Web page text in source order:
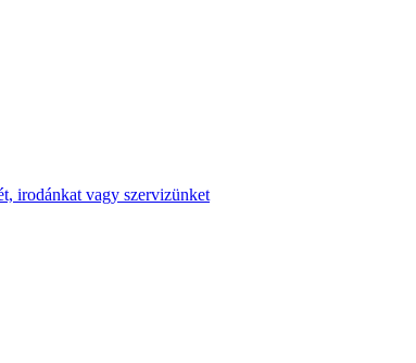
irodánkat vagy szervizünket